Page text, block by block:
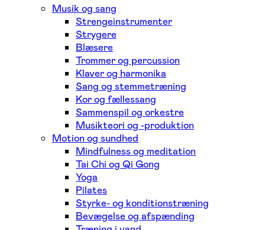
Musik og sang
Strengeinstrumenter
Strygere
Blæsere
Trommer og percussion
Klaver og harmonika
Sang og stemmetræning
Kor og fællessang
Sammenspil og orkestre
Musikteori og -produktion
Motion og sundhed
Mindfulness og meditation
Tai Chi og Qi Gong
Yoga
Pilates
Styrke- og konditionstræning
Bevægelse og afspænding